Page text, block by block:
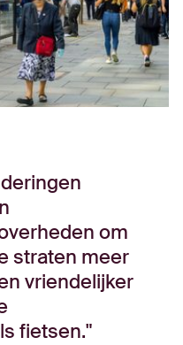
om
straten meer
vriendelijker
fietsen.